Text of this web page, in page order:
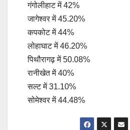
गंगोलीहाट में 42%
जागेश्वर में 45.20%
कपकोट में 44%
लोहाघाट में 46.20%
पिथौरागढ़ में 50.08%
रानीखेत में 40%
सल्ट में 31.10%
सोमेश्वर में 44.48%